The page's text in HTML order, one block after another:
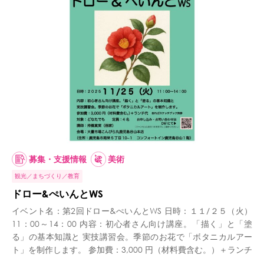
募集・支援情報 美術
観光 まちづくり 教育
ドロー&ぺいんとWS
イベント名：第2回ドロー&ぺいんとWS 日時：１１/２５（火）
11：00～14：00 内容：初心者さん向け講座。「描く」と「塗
る」の基本知識と 実技講習会。季節のお花で「ボタニカルアー
ト」を制作します。 参加費：3,000 円（材料費含む。）＋ランチ